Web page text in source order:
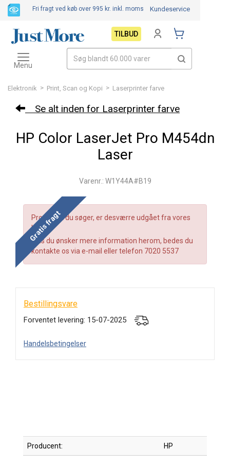
Elektronik > Print, Scan og Kopi > Laserprinter farve
Se alt inden for Laserprinter farve
HP Color LaserJet Pro M454dn
Laser
Varenr.: W1Y44A#B19
Gratis fragt
Produktet du søger, er desværre udgået fra vores
lager.
Hvis du ønsker mere information herom, bedes du
kontakte os via e-mail eller telefon 7020 5537
Bestillingsvare
Forventet levering: 15-07-2025
Handelsbetingelser
Producent: HP
Fri fragt ved køb over 995 kr. inkl. moms Kundeservice
TILBUD
Toggle
navigation
Menu